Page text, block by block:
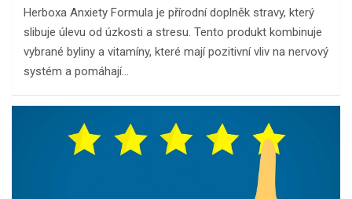
Herboxa Anxiety Formula je přírodní doplněk stravy, který
slibuje úlevu od úzkosti a stresu. Tento produkt kombinuje
vybrané byliny a vitamíny, které mají pozitivní vliv na nervový
systém a pomáhají…